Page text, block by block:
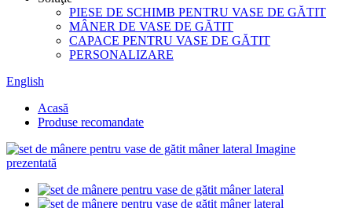
PIESE DE SCHIMB PENTRU VASE DE GĂTIT
MÂNER DE VASE DE GĂTIT
CAPACE PENTRU VASE DE GĂTIT
PERSONALIZARE
English
Acasă
Produse recomandate